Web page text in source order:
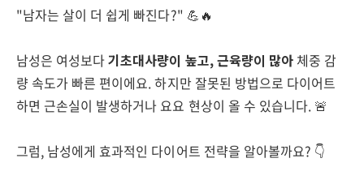
"남자는 살이 더 쉽게 빠진다?" 💪🔥
남성은 여성보다기초대사량이 높고, 근육량이 많아체중 감
량 속도가 빠른 편이에요. 하지만 잘못된 방법으로 다이어트
하면 근손실이 발생하거나 요요 현상이 올 수 있습니다. 🚨
그럼, 남성에게 효과적인 다이어트 전략을 알아볼까요? 👇